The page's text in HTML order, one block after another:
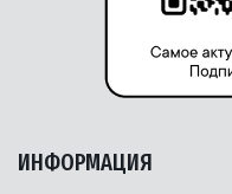
ИНФОРМАЦИЯ